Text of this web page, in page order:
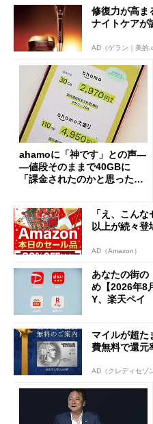
修復力が高ま
ナイトケアが
AD（ゲラン｜美的
ahamoに「神です」との声―
―値段そのままで40GBに
「課金されたのかと思った」
「え、こん
以上が続々登
AD（Amazon）
あなたの街の
め【2026年8
Y、楽天ペイ
マイルが超た
費無料で還元
AD（クレディセゾ